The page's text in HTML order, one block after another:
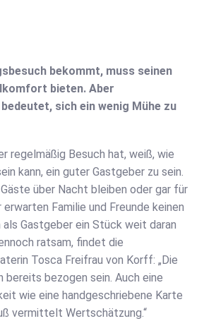
bekommt, muss seinen
bieten. Aber
sich ein wenig Mühe zu
regelmäßig Besuch hat, weiß, wie
kann, ein guter Gastgeber zu sein.
über Nacht bleiben oder gar für
Familie und Freunde keinen
Gastgeber ein Stück weit daran
ratsam, findet die
Tosca Freifrau von Korff: „Die
bezogen sein. Auch eine
wie eine handgeschriebene Karte
vermittelt Wertschätzung.“